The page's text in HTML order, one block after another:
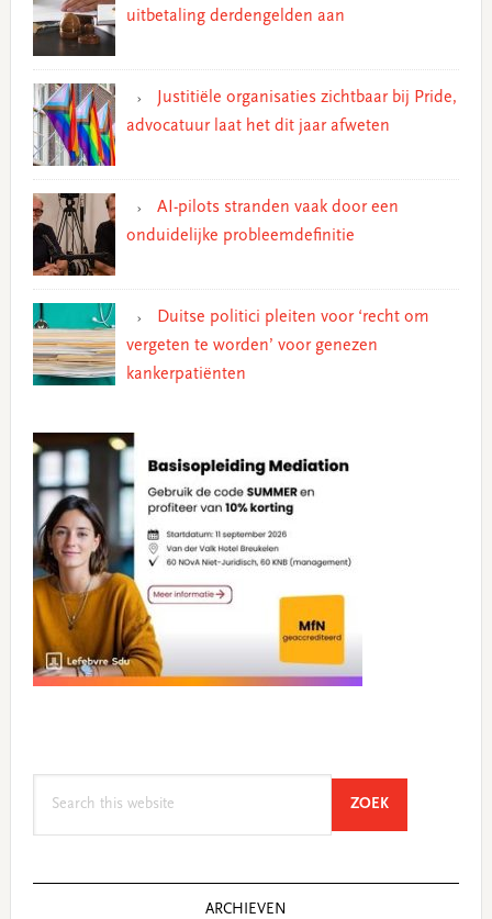
uitbetaling derdengelden aan
Justitiële organisaties zichtbaar bij Pride,
advocatuur laat het dit jaar afweten
AI-pilots stranden vaak door een
onduidelijke probleemdefinitie
Duitse politici pleiten voor ‘recht om
vergeten te worden’ voor genezen
kankerpatiënten
ZOEKSEARCH
ARCHIEVEN